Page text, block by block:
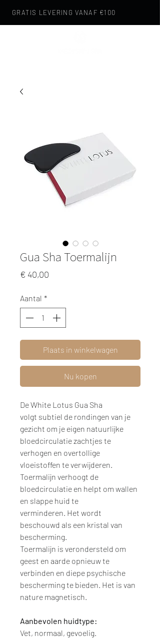
GRATIS LEVERING VANAF €100
Gua Sha Toermalijn
€ 40,00
Aantal *
Plaats in winkelwagen
Nu kopen
De White Lotus Gua Sha
volgt subtiel de rondingen van je
gezicht om je eigen natuurlijke
bloedcirculatie zachtjes te
verhogen en overtollige
vloeistoffen te verwijderen.
Toermalijn verhoogt de
bloedcirculatie en helpt om wallen
en slappe huid te
verminderen. Het wordt
beschouwd als een kristal van
bescherming.
Toermalijn is verondersteld om
geest en aarde opnieuw te
verbinden en diepe psychische
bescherming te bieden. Het is van
nature magnetisch.
Aanbevolen huidtype:
Vet, normaal, gevoelig.